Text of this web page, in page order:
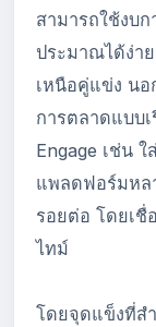
สามารถใช้งบ
ประมาณได้ง่า
เหนือคู่แข่ง นอ
การตลาดแบบ
Engage เช่น
แพลดฟอร์มหล
รอยต่อ โดยเชื่
ไทม์
โดยจุดแข็งที่ส